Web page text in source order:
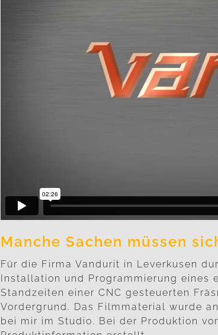
Manche Sachen müssen
Für die Firma Vandurit in Leverkusen
Installation und Programmierung eines
Standzeiten einer CNC gesteuerten
Vordergrund. Das Filmmaterial wurde
bei mir im Studio. Bei der Produktion